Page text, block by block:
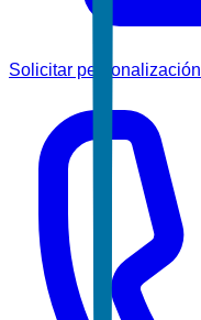
Solicitar personalización